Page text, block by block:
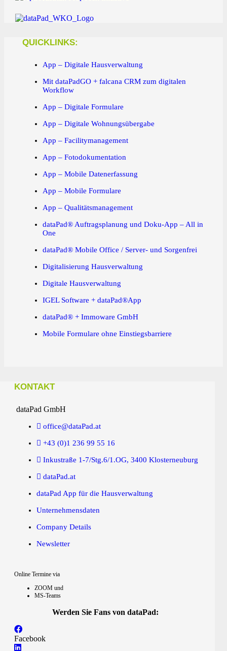
QUICKLINKS:
App – Digitale Hausverwaltung
Mit dataPadGO + falcana CRM zum digitalen
Workflow
App – Digitale Formulare
App – Digitale Wohnungsübergabe
App – Facilitymanagement
App – Fotodokumentation
App – Mobile Datenerfassung
App – Mobile Formulare
App – Qualitätsmanagement
dataPad® Auftragsplanung und Doku-App – All in
One
dataPad® Mobile Office / Server- und Sorgenfrei
Digitalisierung Hausverwaltung
Digitale Hausverwaltung
IGEL Software + dataPad®App
dataPad® + Immoware GmbH
Mobile Formulare ohne Einstiegsbarriere
KONTAKT
dataPad GmbH
office@dataPad.at
+43 (0)1 236 99 55 16
Inkustraße 1-7/Stg.6/1.OG, 3400 Klosterneuburg
dataPad.at
dataPad App für die Hausverwaltung
Unternehmensdaten
Company Details
Newsletter
Online Termine via
ZOOM und
MS-Teams
Werden Sie Fans von dataPad:
Facebook